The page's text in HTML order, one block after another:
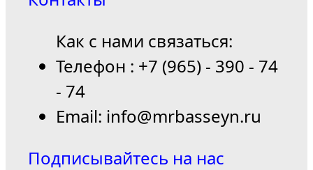
Как с нами связаться:
Телефон : +7 (965) - 390 - 74
- 74
Email: info@mrbasseyn.ru
Подписывайтесь на нас